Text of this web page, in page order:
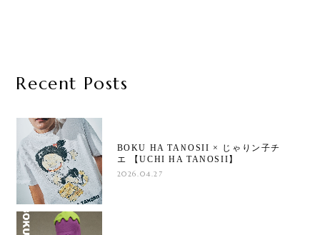
Recent Posts
BOKU HA TANOSII × じゃりン子チ
エ 【UCHI HA TANOSII】
2026.04.27